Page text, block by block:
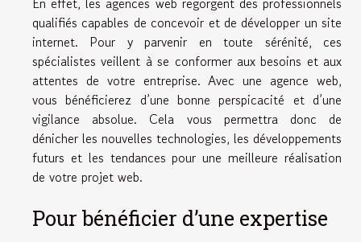
qualifiés capables de concevoir et de développer un site
internet. Pour y parvenir en toute sérénité, ces
spécialistes veillent à se conformer aux besoins et aux
attentes de votre entreprise. Avec une agence web,
vous bénéficierez d’une bonne perspicacité et d’une
vigilance absolue. Cela vous permettra donc de
dénicher les nouvelles technologies, les développements
futurs et les tendances pour une meilleure réalisation
de votre projet web.
Pour bénéficier d’une expertise